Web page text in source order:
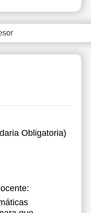
Obligatoria)